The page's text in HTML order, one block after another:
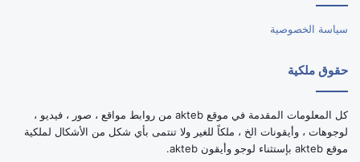
سياسة الخصوصية
حقوق ملكية
كل المعلومات المقدمة في موقع akteb من روابط مواقع ، صور ، فيديو ،
لوجوهات ، وأيقونات الخ ، ملكاً للغير ولا تنتمى بأي شكل من الأشكال لملكية
موقع akteb بإستثناء لوجو وأيقون akteb.